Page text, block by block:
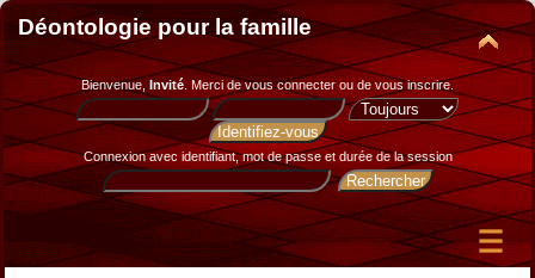
Déontologie pour la famille
Bienvenue, Invité. Merci devous connecter ou de vous inscrire.
Connexion avec identifiant, mot de passe et durée de la session